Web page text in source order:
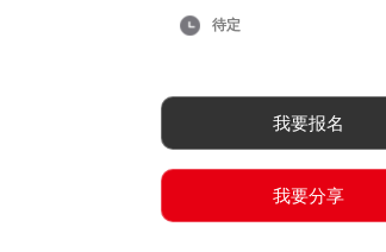
待定
我要报名
我要分享